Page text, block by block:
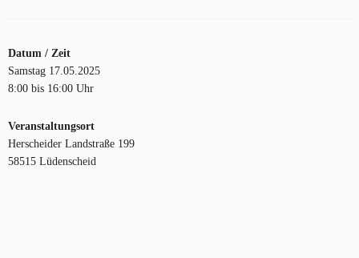
Datum / Zeit
Samstag 17.05.2025
8:00 bis 16:00 Uhr
Veranstaltungsort
Herscheider Landstraße 199
58515 Lüdenscheid